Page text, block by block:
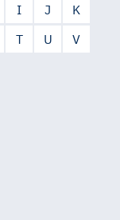
I J
K
T U
V